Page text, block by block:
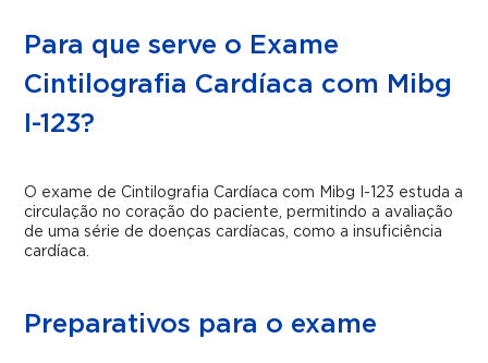
Para que serve o Exame
Cintilografia Cardíaca com Mibg
I-123?
O exame de Cintilografia Cardíaca com Mibg I-123 estuda a
circulação no coração do paciente, permitindo a avaliação
de uma série de doenças cardíacas, como a insuficiência
cardíaca.
Preparativos para o exame